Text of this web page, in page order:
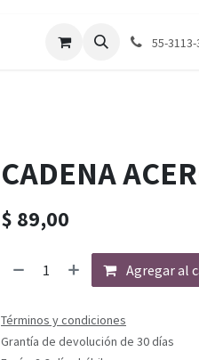
55-3113-
CADENA
$ 89,00
Agregar al
Términos y condiciones
Grantía de devolución de 30 días